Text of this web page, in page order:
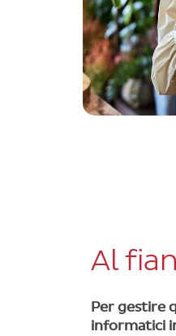
Al
Per gestire
informatici